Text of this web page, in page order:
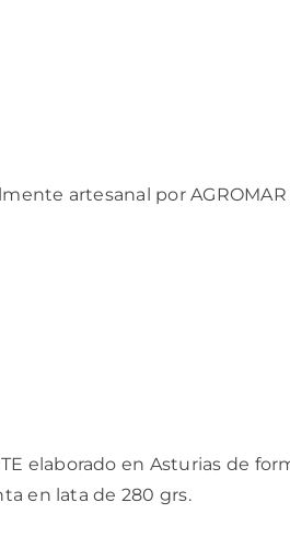
artesanal por
elaborado en Asturias de
en lata de 280 grs.